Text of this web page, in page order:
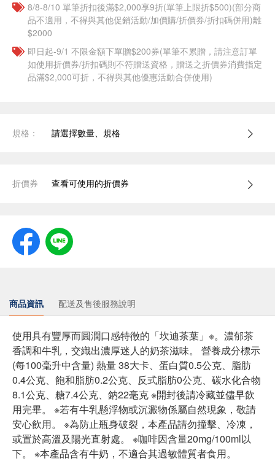
8/8-8/10 單筆折扣後滿$2,000享9折(單筆上限折$500)(部分商
品不適用，不得與其他促銷活動/加價購/折價券/折扣碼併用)離
$2000
即日起-9/1 不限金額下單贈$200券(單筆不累贈，請注意訂單
如使用折價券/折扣碼則不符贈送資格，贈送之折價券消費指定
品滿$2,000可折，不得與其他優惠活動合併使用)
規格： 請選擇數量、規格
折價券 查看可使用的折價券
商品資訊 配送及售後服務說明
使用具有豐厚而圓潤口感特徵的「坎迪茶葉」※。濃郁茶
香調和牛乳，交織出濃厚迷人的奶茶滋味。 營養成分標示
(每100毫升中含量) 熱量 38大卡、蛋白質0.5公克、脂肪
0.4公克、飽和脂肪0.2公克、反式脂肪0公克、碳水化合物
8.1公克、糖7.4公克、鈉22毫克 ※開封後請冷藏並儘早飲
用完畢。 ※若有牛乳懸浮物或沉澱物係屬自然現象，敬請
安心飲用。 ※為防止瓶身破裂，本產品請勿撞擊、冷凍，
或置於高溫及陽光直射處。 ※咖啡因含量20mg/100ml以
下。 ※本產品含有牛奶，不適合其過敏體質者食用。